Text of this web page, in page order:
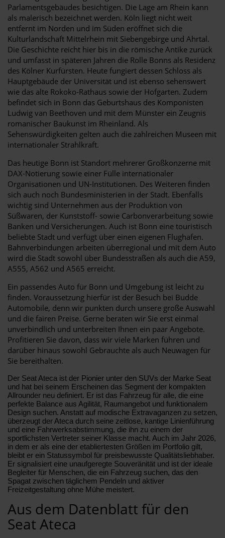
Parlamentsgebäudes besichtigen. Die Lage am Rhein kann
als malerisch bezeichnet werden. Köln liegt nicht weit
entfernt im Norden und im Süden eröffnet sich die
Kulturlandschaft Mittelrhein mit Siebengebirge und Ahrtal.
Die Geschichte reicht hier bis in die römische Antike zurück
und umfasst in späteren Jahren die Rolle Bonns als Residenz
des Kölner Kurfürsten. Heute fungiert dessen Schloss als
Hauptgebäude der Universität und ist ebenso sehenswert
wie das alte Rokoko-Rathaus sowie der Hofgarten. Zudem
befindet sich in Bonn das Geburtshaus des Komponisten
Ludwig van Beethoven und mit dem Münster ein Zeugnis
romanischer Baukunst im Rheinland. Als
Sehenswürdigkeiten gelten auch die zahlreichen Museen mit
internationaler Strahlkraft.
Das heutige Bonn ist Standort mehrerer Großkonzerne mit
DAX-Notierung sowie einer Fülle internationaler
Organisationen und UN-Institutionen. Des Weiteren finden
sich auch noch Bundesministerien in der Stadt. Ebenfalls
wichtig sind Unternehmen aus der Produktion von
Süßwaren, der Kunststoff- sowie Carbonverarbeitung sowie
Banken und Versicherungen. Auch ist Bonn eine touristisch
beliebte Stadt und verfügt über einen eigenen Flughafen.
Bahnverbindungen arbeiten überregional und mit dem Auto
wird die Stadt sowohl über Bundesstraßen als auch die A59,
A555, A562 und A565 erreicht.
Ein passendes Auto für Bonn und Umgebung ist leicht zu
finden. Voraussetzung hierfür ist der Besuch bei Budde
Automobile, denn wir punkten durch unsere große Auswahl
und die fairen Preise. Gerne beraten wir Sie erst einmal
unverbindlich und unterbreiten Ihnen ein paar Angebote.
Profitieren Sie davon, dass wir viele Marken führen und
darüber hinaus sowohl Gebrauchte als auch Neuwagen für
Sie bereithalten.
Der Seat Ateca ist der Pionier unter den SUVs der Marke Seat
und hat bei seinem Erscheinen das Segment der kompakten
Allrounder neu definiert. Er ist das Fahrzeug für alle, die eine
perfekte Balance aus Agilität, Raumangebot und funktionalem
Design suchen. Anstatt auf modische Extravaganzen zu setzen,
überzeugt der Ateca durch seine zeitlose, kantige Linienführung
und eine Fahrwerksabstimmung, die ihn zu einem der
sportlichsten Vertreter seiner Klasse macht. Auch im Jahr 2026,
in dem er als eine der etabliertesten Größen im Portfolio gilt,
bleibt er ein Statussymbol für preisbewusste Qualitätsliebhaber.
Er signalisiert eine unaufgeregte Souveränität und ist der ideale
Begleiter für Menschen, die ein Fahrzeug suchen, das den
Spagat zwischen täglichem Pendeln und aktiver
Freizeitgestaltung ohne Mühe meistert.
Aus dem Datenblatt für den
Seat Ateca